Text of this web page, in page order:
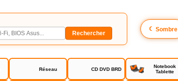
☾ Sombre
Réseau CD DVD BRD
Notebook
Tablette